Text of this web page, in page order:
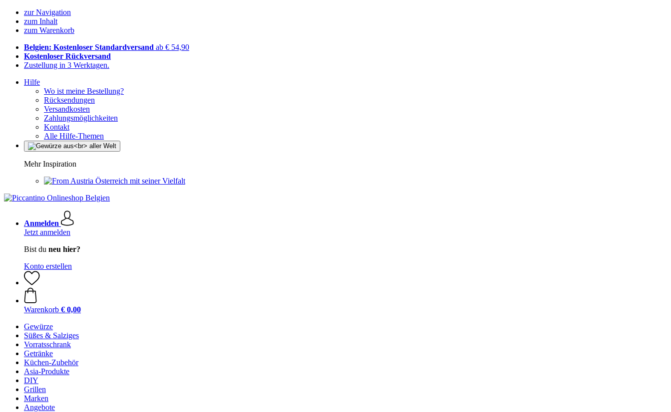
zur Navigation
zum Inhalt
zum Warenkorb
Belgien: Kostenloser Standardversand ab € 54,90
Kostenloser Rückversand
Zustellung in 3 Werktagen.
Hilfe
Wo ist meine Bestellung?
Rücksendungen
Versandkosten
Zahlungsmöglichkeiten
Kontakt
Alle Hilfe-Themen
Mehr Inspiration
Österreich mit seiner Vielfalt
Anmelden
Jetzt anmelden
Bist du neu hier?
Konto erstellen
Warenkorb € 0,00
Gewürze
Süßes & Salziges
Vorratsschrank
Getränke
Küchen-Zubehör
Asia-Produkte
DIY
Grillen
Marken
Angebote